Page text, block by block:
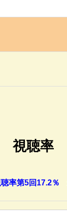
視聴率
率第5回17.2％